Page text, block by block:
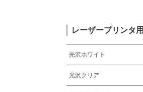
レーザープリンタ用
光沢ホワイト
光沢クリア